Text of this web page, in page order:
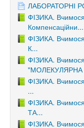
ЛАБОРАТОРНІ
ФІЗИКА. Вчимося
Компенсаційни...
ФІЗИКА.
К...
ФІЗИКА. Вчимося
"МОЛЕКУЛЯРНА
ФІЗИКА.
...
ФІЗИКА.
ТА...
ФІЗИКА.